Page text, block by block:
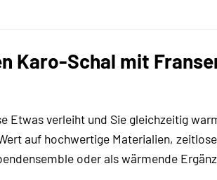
Karo-Schal mit
Etwas verleiht und Sie gleichzeitig
auf hochwertige Materialien,
oder als wärmende